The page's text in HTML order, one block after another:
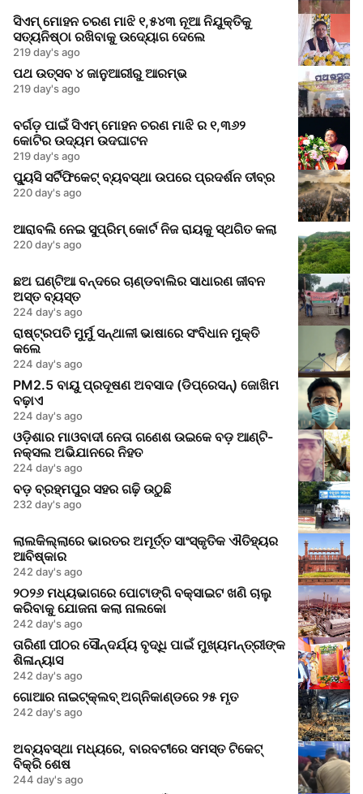
ସିଏମ୍ ମୋହନ ଚରଣ ମାଝି ୧,୫୪୩ ନୂଆ ନିଯୁକ୍ତିକୁ
ସତ୍ୟନିଷ୍ଠା ରଖିବାକୁ ଉଦ୍ୟୋଗ ଦେଲେ
219 day's ago
ପଥ ଉତ୍ସବ ୪ ଜାନୁଆରୀରୁ ଆରମ୍ଭ
219 day's ago
ବର୍ଗଡ଼ ପାଇଁ ସିଏମ୍ ମୋହନ ଚରଣ ମାଝି ର ୧,୩୬୨
କୋଟିର ଉଦ୍ୟମ ଉଦଘାଟନ
219 day's ago
ପ୍ୟୁସି ସର୍ଟିଫିକେଟ୍ ବ୍ୟବସ୍ଥା ଉପରେ ପ୍ରଦର୍ଶନ ତୀବ୍ର
220 day's ago
ଆରାବଲି ନେଇ ସୁପ୍ରିମ୍ କୋର୍ଟ ନିଜ ରାୟକୁ ସ୍ଥଗିତ କଲା
220 day's ago
ଛଅ ଘଣ୍ଟିଆ ବନ୍ଦରେ ଚାଣ୍ଡବାଲିର ସାଧାରଣ ଜୀବନ
ଅସ୍ତ ବ୍ୟସ୍ତ
224 day's ago
ରାଷ୍ଟ୍ରପତି ମୁର୍ମୁ ସନ୍ଥାଳୀ ଭାଷାରେ ସଂବିଧାନ ମୁକ୍ତି
କଲେ
224 day's ago
PM2.5 ବାୟୁ ପ୍ରଦୂଷଣ ଅବସାଦ (ଡିପ୍ରେସନ୍) ଜୋଖିମ
ବଢ଼ାଏ
224 day's ago
ଓଡ଼ିଶାର ମାଓବାଦୀ ନେତା ଗଣେଶ ଉଇକେ ବଡ଼ ଆଣ୍ଟି-
ନକ୍ସଲ ଅଭିଯାନରେ ନିହତ
224 day's ago
ବଡ଼ ବ୍ରହ୍ମପୁର ସହର ଗଢ଼ି ଉଠୁଛି
232 day's ago
ଲାଲକିଲ୍ଲାରେ ଭାରତର ଅମୂର୍ତ୍ତ ସାଂସ୍କୃତିକ ଐତିହ୍ୟର
ଆବିଷ୍କାର
242 day's ago
୨୦୨୬ ମଧ୍ୟଭାଗରେ ପୋଟାଙ୍ଗି ବକ୍ସାଇଟ ଖଣି ଚାଲୁ
କରିବାକୁ ଯୋଜନା କଲା ନାଲକୋ
242 day's ago
ତାରିଣୀ ପୀଠର ସୌନ୍ଦର୍ଯ୍ୟ ବୃଦ୍ଧି ପାଇଁ ମୁଖ୍ୟମନ୍ତ୍ରୀଙ୍କ
ଶିଳାନ୍ୟାସ
242 day's ago
ଗୋଆର ନାଇଟ୍‌କ୍ଲବ୍ ଅଗ୍ନିକାଣ୍ଡରେ ୨୫ ମୃତ
242 day's ago
ଅବ୍ୟବସ୍ଥା ମଧ୍ୟରେ, ବାରବଟୀରେ ସମସ୍ତ ଟିକେଟ୍
ବିକ୍ରି ଶେଷ
244 day's ago